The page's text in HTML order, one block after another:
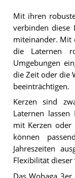
Mit ihren
verbinden diese
miteinander. Mit
die Laternen
Umgebungen
die Zeit oder die
beeinträchtigen.
Kerzen sind
Laternen
mit Kerzen oder
können
Jahreszeiten
Flexibilität dieser